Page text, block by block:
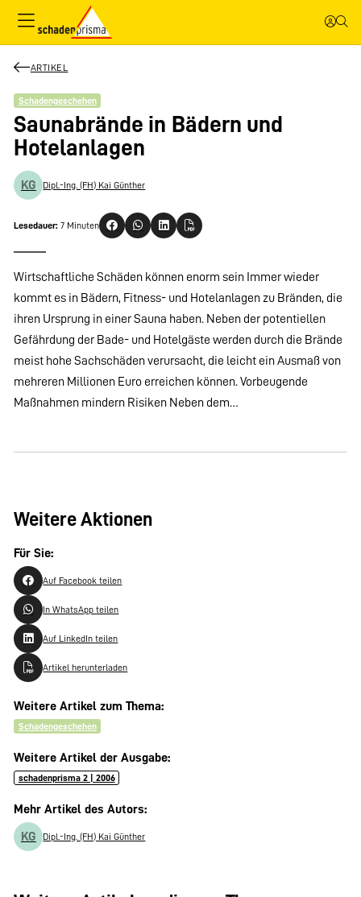
ARTIKEL
Schadengeschehen
Saunabrände in Bädern und
Hotelanlagen
KG Dipl.-Ing. (FH) Kai Günther
Lesedauer: 7 Minuten
Wirtschaftliche Schäden können enorm sein Immer wieder
kommt es in Bädern, Fitness- und Hotelanlagen zu Bränden, die
ihren Ursprung in einer Sauna haben. Neben der potentiellen
Gefährdung der Bade- und Hotelgäste werden durch die Brände
meist hohe Sachschäden verursacht, die leicht ein Ausmaß von
mehreren Millionen Euro erreichen können. Vorbeugende
Maßnahmen mindern Risiken Neben dem…
Weitere Aktionen
Für Sie:
Auf Facebook teilen
In WhatsApp teilen
Auf LinkedIn teilen
Artikel herunterladen
Weitere Artikel zum Thema:
Schadengeschehen
Weitere Artikel der Ausgabe:
schadenprisma 2 | 2006
Mehr Artikel des Autors:
KG Dipl.-Ing. (FH) Kai Günther